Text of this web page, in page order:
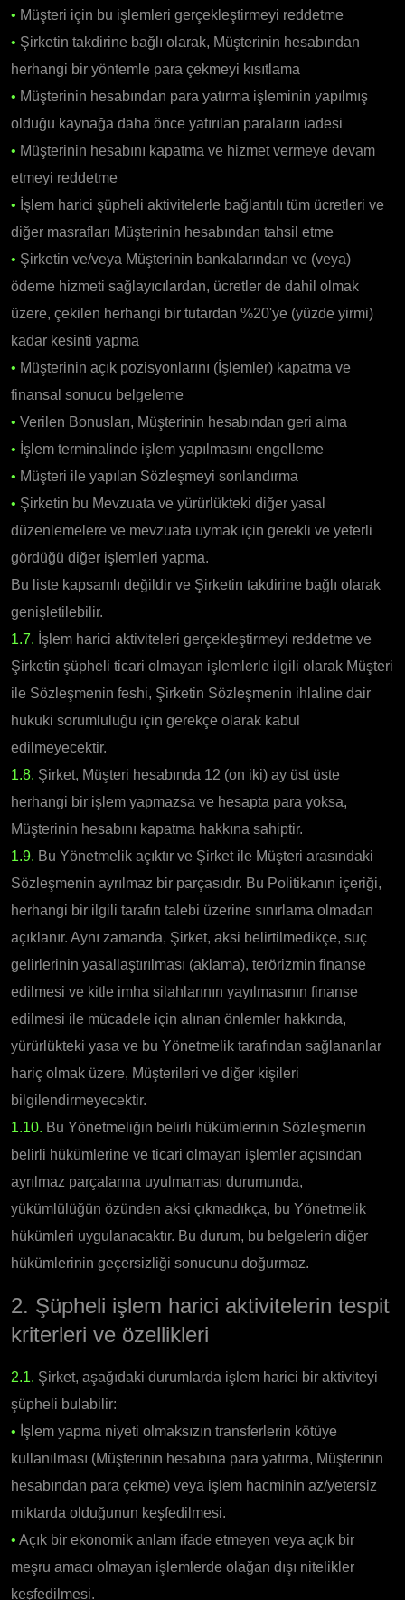
• Müşteri için bu işlemleri gerçekleştirmeyi reddetme
• Şirketin takdirine bağlı olarak, Müşterinin hesabından
herhangi bir yöntemle para çekmeyi kısıtlama
• Müşterinin hesabından para yatırma işleminin yapılmış
olduğu kaynağa daha önce yatırılan paraların iadesi
• Müşterinin hesabını kapatma ve hizmet vermeye devam
etmeyi reddetme
• İşlem harici şüpheli aktivitelerle bağlantılı tüm ücretleri ve
diğer masrafları Müşterinin hesabından tahsil etme
• Şirketin ve/veya Müşterinin bankalarından ve (veya)
ödeme hizmeti sağlayıcılardan, ücretler de dahil olmak
üzere, çekilen herhangi bir tutardan %20'ye (yüzde yirmi)
kadar kesinti yapma
• Müşterinin açık pozisyonlarını (İşlemler) kapatma ve
finansal sonucu belgeleme
• Verilen Bonusları, Müşterinin hesabından geri alma
• İşlem terminalinde işlem yapılmasını engelleme
• Müşteri ile yapılan Sözleşmeyi sonlandırma
• Şirketin bu Mevzuata ve yürürlükteki diğer yasal
düzenlemelere ve mevzuata uymak için gerekli ve yeterli
gördüğü diğer işlemleri yapma.
Bu liste kapsamlı değildir ve Şirketin takdirine bağlı olarak
genişletilebilir.
1.7. İşlem harici aktiviteleri gerçekleştirmeyi reddetme ve
Şirketin şüpheli ticari olmayan işlemlerle ilgili olarak Müşteri
ile Sözleşmenin feshi, Şirketin Sözleşmenin ihlaline dair
hukuki sorumluluğu için gerekçe olarak kabul
edilmeyecektir.
1.8. Şirket, Müşteri hesabında 12 (on iki) ay üst üste
herhangi bir işlem yapmazsa ve hesapta para yoksa,
Müşterinin hesabını kapatma hakkına sahiptir.
1.9. Bu Yönetmelik açıktır ve Şirket ile Müşteri arasındaki
Sözleşmenin ayrılmaz bir parçasıdır. Bu Politikanın içeriği,
herhangi bir ilgili tarafın talebi üzerine sınırlama olmadan
açıklanır. Aynı zamanda, Şirket, aksi belirtilmedikçe, suç
gelirlerinin yasallaştırılması (aklama), terörizmin finanse
edilmesi ve kitle imha silahlarının yayılmasının finanse
edilmesi ile mücadele için alınan önlemler hakkında,
yürürlükteki yasa ve bu Yönetmelik tarafından sağlananlar
hariç olmak üzere, Müşterileri ve diğer kişileri
bilgilendirmeyecektir.
1.10. Bu Yönetmeliğin belirli hükümlerinin Sözleşmenin
belirli hükümlerine ve ticari olmayan işlemler açısından
ayrılmaz parçalarına uyulmaması durumunda,
yükümlülüğün özünden aksi çıkmadıkça, bu Yönetmelik
hükümleri uygulanacaktır. Bu durum, bu belgelerin diğer
hükümlerinin geçersizliği sonucunu doğurmaz.
2. Şüpheli işlem harici aktivitelerin tespit
kriterleri ve özellikleri
2.1. Şirket, aşağıdaki durumlarda işlem harici bir aktiviteyi
şüpheli bulabilir:
• İşlem yapma niyeti olmaksızın transferlerin kötüye
kullanılması (Müşterinin hesabına para yatırma, Müşterinin
hesabından para çekme) veya işlem hacminin az/yetersiz
miktarda olduğunun keşfedilmesi.
• Açık bir ekonomik anlam ifade etmeyen veya açık bir
meşru amacı olmayan işlemlerde olağan dışı nitelikler
keşfedilmesi.